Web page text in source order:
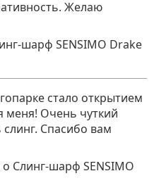
Желаю
шарф SENSIMO Drake
стало открытием
меня! Очень чуткий
Спасибо вам
о Слинг-шарф SENSIMO